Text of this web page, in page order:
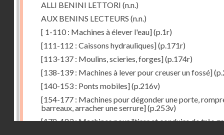
ALLI BENINI LETTORI (n.n.)
AUX BENINS LECTEURS (n.n.)
[ 1-110 : Machines à élever l'eau](p.1r)
[111-112 : Caissons hydrauliques](p.171r)
[113-137 : Moulins, scieries, forges](p.174r)
[138-139 : Machines à lever pour creuser un fossé]
[140-153 : Ponts mobiles](p.216v)
[154-177 : Machines pour dégonder une porte,
barreaux, arracher une serrure](p.253v)
[178-183 : Machines pour "tirer et conduire de très